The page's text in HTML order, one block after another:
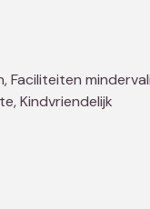
Kindvriendelijk